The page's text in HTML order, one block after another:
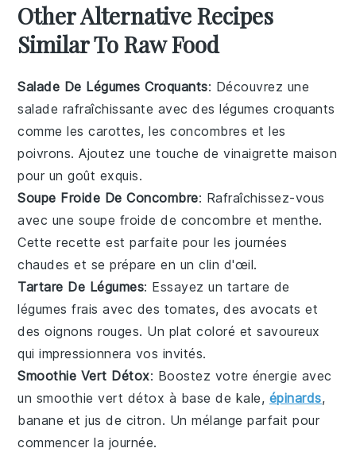
Other Alternative Recipes
Similar To Raw Food
Salade De Légumes Croquants: Découvrez une
salade rafraîchissante avec deslégumes croquants
comme lescarottes, lesconcombres et les
poivrons. Ajoutez une touche devinaigrette maison
pour un goût exquis.
Soupe Froide De Concombre: Rafraîchissez-vous
avec une soupe froide de concombre etmenthe.
Cetterecette est parfaite pour les journées
chaudes et se prépare en un clin d'œil.
Tartare De Légumes: Essayez un tartare de
légumes frais avec des tomates, desavocats et
desoignons rouges. Un plat coloré et savoureux
qui impressionnera vos invités.
Smoothie Vert Détox: Boostez votre énergie avec
un smoothie vert détox à base de kale, épinards,
banane etjus de citron. Un mélange parfait pour
commencer la journée.